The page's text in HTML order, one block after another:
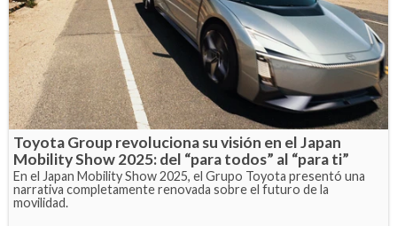
Toyota Group revoluciona su visión en el Japan
Mobility Show 2025: del “para todos” al “para ti”
En el Japan Mobility Show 2025, el Grupo Toyota presentó una
narrativa completamente renovada sobre el futuro de la
movilidad.